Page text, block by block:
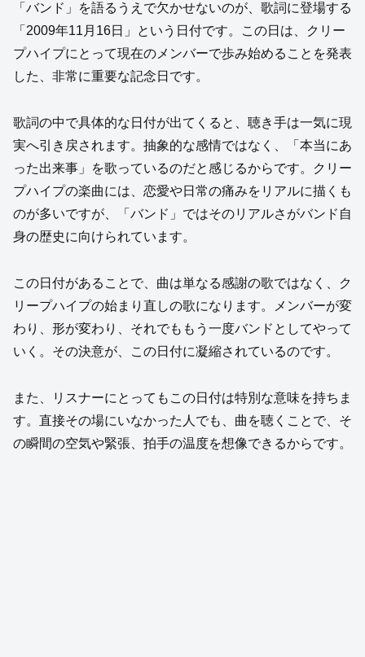
「バンド」を語るうえで欠かせないのが、歌詞に登場する
「2009年11月16日」という日付です。この日は、クリー
プハイプにとって現在のメンバーで歩み始めることを発表
した、非常に重要な記念日です。
歌詞の中で具体的な日付が出てくると、聴き手は一気に現
実へ引き戻されます。抽象的な感情ではなく、「本当にあ
った出来事」を歌っているのだと感じるからです。クリー
プハイプの楽曲には、恋愛や日常の痛みをリアルに描くも
のが多いですが、「バンド」ではそのリアルさがバンド自
身の歴史に向けられています。
この日付があることで、曲は単なる感謝の歌ではなく、ク
リープハイプの始まり直しの歌になります。メンバーが変
わり、形が変わり、それでももう一度バンドとしてやって
いく。その決意が、この日付に凝縮されているのです。
また、リスナーにとってもこの日付は特別な意味を持ちま
す。直接その場にいなかった人でも、曲を聴くことで、そ
の瞬間の空気や緊張、拍手の温度を想像できるからです。